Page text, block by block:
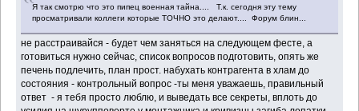
Я так смотрю что это пипец военная тайна.... Т.к. сегодня эту тему
просматривали коллеги которые ТОЧНО это делают.... Форум блин...
не расстраивайся - будет чем заняться на следующем фесте, а
готовиться нужно сейчас, список вопросов подготовить, опять же
печень подлечить, план прост. набухать контрагента в хлам до
состояния - контрольный вопрос -ты меня уважаешь, правильный
ответ - я тебя просто люблю, и выведать все секреты, вплоть до